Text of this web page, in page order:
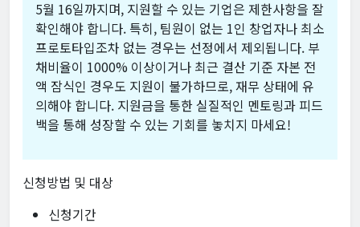
5월 16일까지며, 지원할 수 있는 기업은 제한사항을 잘
확인해야 합니다. 특히, 팀원이 없는 1인 창업자나 최소
프로토타입조차 없는 경우는 선정에서 제외됩니다. 부
채비율이 1000% 이상이거나 최근 결산 기준 자본 전
액 잠식인 경우도 지원이 불가하므로, 재무 상태에 유
의해야 합니다. 지원금을 통한 실질적인 멘토링과 피드
백을 통해 성장할 수 있는 기회를 놓치지 마세요!
신청방법 및 대상
신청기간